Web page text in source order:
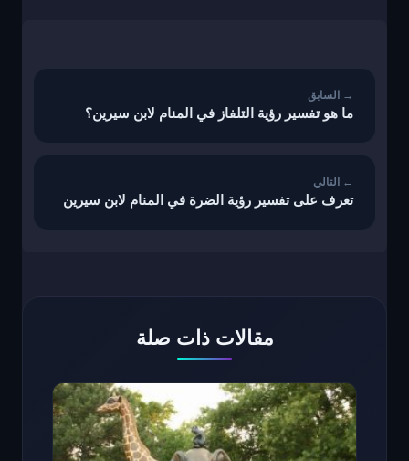
ما هو تفسير رؤية التلفاز في المنام لابن سيرين؟
تعرف على تفسير رؤية الضرة في المنام لابن سيرين
مقالات ذات صلة